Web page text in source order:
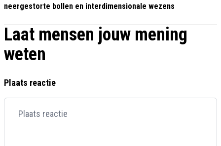
neergestorte bollen en interdimensionale wezens
Laat mensen jouw mening
weten
Plaats reactie